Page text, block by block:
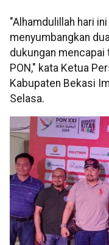
"Alhamdulillah hari
menyumbangkan
dukungan mencapai
PON," kata Ketua
Kabupaten Bekasi
Selasa.